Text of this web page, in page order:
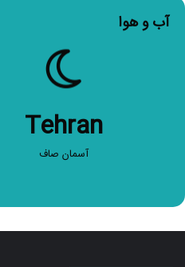
آب و هوا
Tehran
آسمان صاف